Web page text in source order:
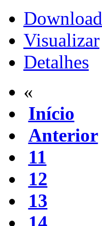
Download
Visualizar
Detalhes
«
Início
Anterior
11
12
13